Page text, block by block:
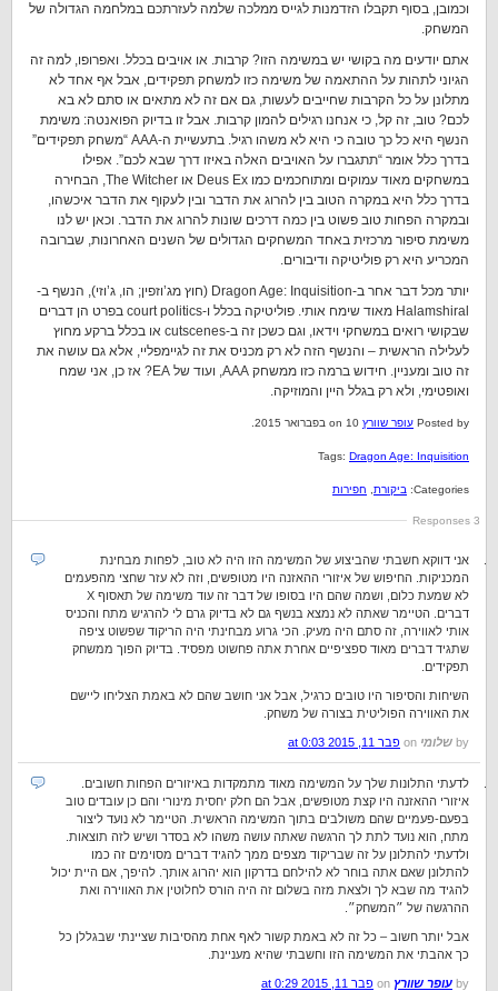
וכמובן, בסוף תקבלו הזדמנות לגייס ממלכה שלמה לעזרתכם במלחמה הגדולה של
המשחק.
אתם יודעים מה בקושי יש במשימה הזו? קרבות. או אויבים בכלל. ואפרופו, למה זה
הגיוני לתהות על ההתאמה של משימה כזו למשחק תפקידים, אבל אף אחד לא
מתלונן על כל הקרבות שחייבים לעשות, גם אם זה לא מתאים או סתם לא בא
לכם? טוב, זה קל, כי אנחנו רגילים להמון קרבות. אבל זו בדיוק הפואנטה: משימת
הנשף היא כל כך טובה כי היא לא משהו רגיל. בתעשיית ה-AAA “משחק תפקידים”
בדרך כלל אומר “תתגברו על האויבים האלה באיזו דרך שבא לכם”. אפילו
במשחקים מאוד עמוקים ומתוחכמים כמו Deus Ex או The Witcher, הבחירה
בדרך כלל היא במקרה הטוב בין להרוג את הדבר ובין לעקוף את הדבר איכשהו,
ובמקרה הפחות טוב פשוט בין כמה דרכים שונות להרוג את הדבר. וכאן יש לנו
משימת סיפור מרכזית באחד המשחקים הגדולים של השנים האחרונות, שברובה
המכריע היא רק פוליטיקה ודיבורים.
יותר מכל דבר אחר ב-Dragon Age: Inquisition (חוץ מג’וזפין; הו, ג’וזי), הנשף ב-
Halamshiral מאוד שימח אותי. פוליטיקה בכלל ו-court politics בפרט הן דברים
שבקושי רואים במשחקי וידאו, וגם כשכן זה ב-cutscenes או בכלל ברקע מחוץ
לעלילה הראשית – והנשף הזה לא רק מכניס את זה לגיימפליי, אלא גם עושה את
זה טוב ומעניין. חידוש ברמה כזו ממשחק AAA, ועוד של EA? אז כן, אני שמח
ואופטימי, ולא רק בגלל היין והמוזיקה.
Posted by עופר שוורץ
Tags: Dragon Age: Inquisition
Categories: ביקורת חפירות
3 Responses
אני דווקא חשבתי שהביצוע של המשימה הזו היה לא טוב, לפחות מבחינת
המכניקות. החיפוש של איזורי ההאזנה היו מטופשים, וזה לא עזר שחצי מהפעמים
לא שמעת כלום, ושמה שהם היו בסופו של דבר זה עוד משימה של תאסוף X
דברים. הטיימר שאתה לא נמצא בנשף גם לא בדיוק גרם לי להרגיש מתח והכניס
אותי לאווירה, זה סתם היה מעיק. הכי גרוע מבחינתי היה הריקוד שפשוט ציפה
שתגיד דברים מאוד ספציפיים אחרת אתה פחשוט מפסיד. בדיוק הפוך ממשחק
תפקידים.
השיחות והסיפור היו טובים כרגיל, אבל אני חושב שהם לא באמת הצליחו ליישם
את האווירה הפוליטית בצורה של משחק.
by שלומי פבר 11, 2015 at 0:03
לדעתי התלונות שלך על המשימה מאוד מתמקדות באיזורים הפחות חשובים.
איזורי ההאזנה היו קצת מטופשים, אבל הם חלק יחסית מינורי והם כן עובדים טוב
בפעם-פעמיים שהם משולבים בתוך המשימה הראשית. הטיימר לא נועד ליצור
מתח, הוא נועד לתת לך הרגשה שאתה עושה משהו לא בסדר ושיש לזה תוצאות.
ולדעתי להתלונן על זה שבריקוד מצפים ממך להגיד דברים מסוימים זה כמו
להתלונן שאם אתה בוחר לא להילחם בדרקון הוא יהרוג אותך. להיפך, אם היית יכול
להגיד מה שבא לך ולצאת מזה בשלום זה היה הורס לחלוטין את האווירה ואת
ההרגשה של ״המשחק״.
אבל יותר חשוב – כל זה לא באמת קשור לאף אחת מהסיבות שציינתי שבגללן כל
כך אהבתי את המשימה הזו וחשבתי שהיא מעניינת.
by עופר שוורץ פבר 11, 2015 at 0:29